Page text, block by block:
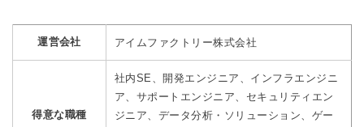
運営会社 アイムファクトリー株式会社
得意な職種
社内SE、開発エンジニア、インフラエンジニ
ア、サポートエンジニア、セキュリティエン
ジニア、データ分析・ソリューション、ゲー